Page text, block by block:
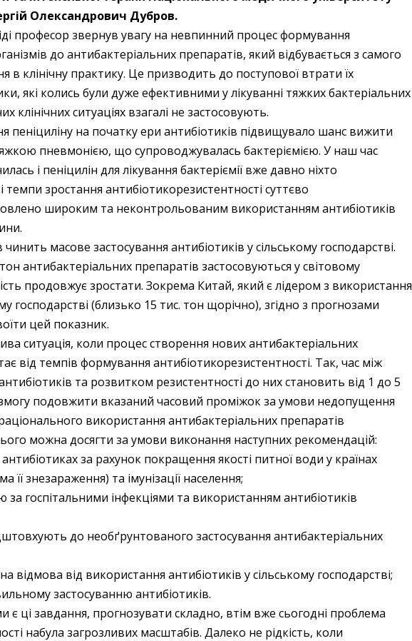
Олександрович Дубров.
професор звернув увагу на невпинний процес формування
до антибактеріальних препаратів, який відбувається з самого
в клінічну практику. Це призводить до поступової втрати їх
які колись були дуже ефективними у лікуванні тяжких бактеріальних
клінічних ситуаціях взагалі не застосовують.
пеніциліну на початку ери антибіотиків підвищувало шанс вижити
пневмонією, що супроводжувалась бактеріємією. У наш час
і пеніцилін для лікування бактеріємії вже давно ніхто
темпи зростання антибіотикорезистентності суттєво
широким та неконтрольованим використанням антибіотиків
масове застосування антибіотиків у сільському господарстві.
антибактеріальних препаратів застосовуються у світовому
продовжує зростати. Зокрема Китай, який є лідером з використання
господарстві (близько 15 тис. тон щорічно), згідно з прогнозами
цей показник.
ситуація, коли процес створення нових антибактеріальних
від темпів формування антибіотикорезистентності. Так, час між
та розвитком резистентності до них становить від 1 до 5
подовжити вказаний часовий проміжок за умови недопущення
використання антибактеріальних препаратів
можна досягти за умови виконання наступних рекомендацій:
за рахунок покращення якості питної води у країнах
її знезараження) та імунізації населення;
госпітальними інфекціями та використанням антибіотиків
до необґрунтованого застосування антибактеріальних
відмова від використання антибіотиків у сільському господарстві;
застосуванню антибіотиків.
є ці завдання, прогнозувати складно, втім вже сьогодні проблема
набула загрозливих масштабів. Далеко не рідкість, коли